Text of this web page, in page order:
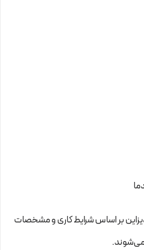
بر اساس شرایط کاری و مشخصات
می‌شوند.